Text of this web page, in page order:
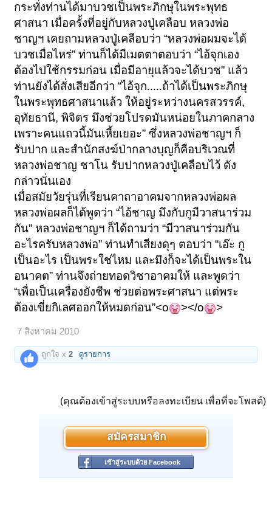
กระทั่งท่านได้มาบวชเป็นพระภิกษุในพระพุทธ
ศาสนา เมื่อครั้งที่อยู่กับหลวงปู่เคลือบ หลวงพ่อ
ชาญฯ เคยถามหลวงปู่เคลือบว่า “หลวงพ่อผมจะได้
บวชเมื่อไหร่”ท่านก็ได้มีเมตตาตอบว่า“ไอ้จุกเอง
ต้องไปใช้กรรมก่อน เมื่อมีอายุแล้วจะได้บวช” แล้ว
ท่านยังได้สั่งเสียอีกว่า “ไอ้จุก.....ถ้าได้เป็นพระภิกษุ
ในพระพุทธศาสนาแล้ว ให้อยู่ระหว่างนครสวรรค์,
อุทัยธานี,พิจิตร มึงช่วยโปรดมันหน่อยในภาคกลาง
เพราะคนแถวนี้มันเหี้ยเยอะ”ซึ่งหลวงพ่อชาญฯ ก็
รับปาก และสำนักสงฆ์ป่ากลางบุญก็คือบริเวณที่
หลวงพ่อชาญ ชาโน รับปากหลวงปู่เคลือบไว้ ดัง
กล่าวนั่นเอง
เมื่อสมัยวัยรุ่นที่เรียนคาถาอาคมจากหลวงพ่อผล
หลวงพ่อผลก็ได้พูดว่า“ไอ้ชาญ มึงกับกูมีวาสนาร่วม
กัน” หลวงพ่อชาญฯ ก็ได้ถามว่า “มีวาสนาร่วมกัน
อะไรครับหลวงพ่อ”ท่านทำเสียงดุๆ ตอบว่า“เอ๊ะ กู
เป็นอะไร เป็นพระใช่ไหม และมึงก็จะได้เป็นพระใน
อนาคต”ท่านจึงถ่ายทอดวิชาอาคมให้ และพูดว่า
“เพื่อเป็นเครื่องยังชีพ ช่วยต่อพระศาสนา แต่พระ
ต้องเขี่ยกิเลศออกให้หมดก่อน”<o ></o >
7 สิงหาคม 2010
ถูกใจ x2 ดูรายการ
(คุณต้องเข้าสู่ระบบหรือลงทะเบียน เพื่อที่จะโพสต์)
สมัครสมาชิก
เข้าสู่ระบบด้วย Facebook